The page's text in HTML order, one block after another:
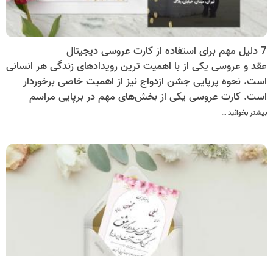
7 دلیل مهم برای استفاده از کارت عروسی دیجیتال
عقد و عروسی یکی از با اهمیت ترین رویدادهای زندگی هر انسانی
است. نحوه پرپایی جشن ازدواج نیز از اهمیت خاصی برخوردار
است. کارت عروسی یکی از بخش‌های مهم در برپایی مراسم
بیشتر بخوانید …